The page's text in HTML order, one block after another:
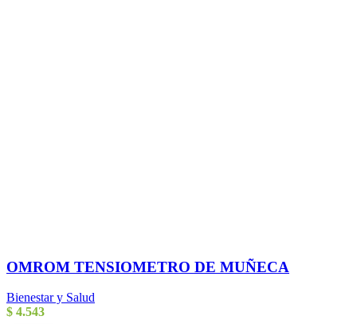
OMROM TENSIOMETRO DE MUÑECA
Bienestar y Salud
$ 4.543